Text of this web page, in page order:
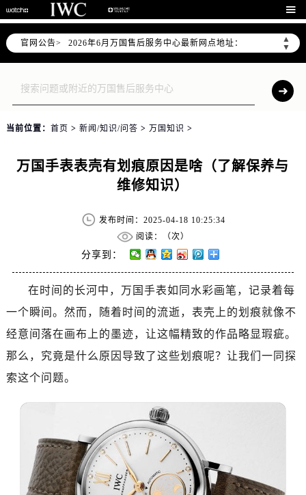

官网公告>
▲
▼
上海市黄浦区南京东路299号宏伊国际广场写字楼8层806室（需提前预约）
上海市黄浦区南京东路299号宏伊国际广场写字楼8层806室万国售后服务中心（需提前预约）
节假日正常营业！
当前位置： 首页 > 新闻/知识/问答 > 万国知识 >
万国手表表壳有划痕原因是啥（了解保养与
维修知识）
发布时间：2025-04-18 10:25:34
阅读：（次）
分享到：
在时间的长河中，万国手表如同水彩画笔，记录着每
一个瞬间。然而，随着时间的流逝，表壳上的划痕就像不
经意间落在画布上的墨迹，让这幅精致的作品略显瑕疵。
那么，究竟是什么原因导致了这些划痕呢？让我们一同探
索这个问题。